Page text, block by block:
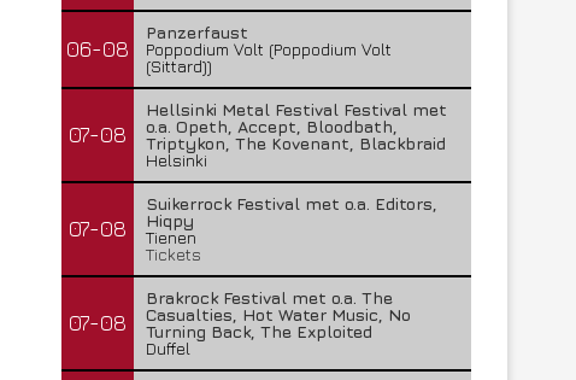
06-08
Panzerfaust
Poppodium Volt (Poppodium Volt
(Sittard))
07-08
Hellsinki Metal Festival Festival met
o.a. Opeth, Accept, Bloodbath,
Triptykon, The Kovenant, Blackbraid
Helsinki
07-08
Suikerrock Festival met o.a. Editors,
Hiqpy
Tienen
Tickets
07-08
Brakrock Festival met o.a. The
Casualties, Hot Water Music, No
Turning Back, The Exploited
Duffel